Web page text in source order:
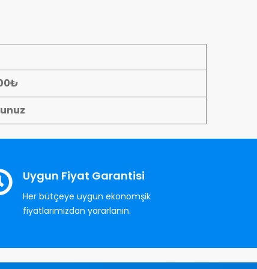
Uygun Fiyat Garantisi
Her bütçeye uygun ekonomşik
fiyatlarımızdan yararlanın.